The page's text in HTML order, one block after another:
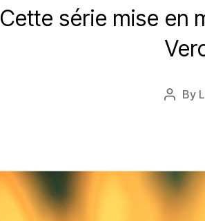
Cette série mise en
Post
By